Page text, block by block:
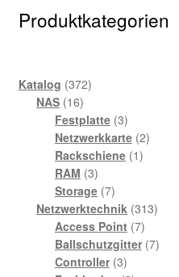
Produktkategorien
Katalog 372372
NAS 1616
Produkte
Festplatte 33
Produkte
Netzwerkkarte 22
Rackschiene 11
RAM 33
Produkte
Storage 77
Produkte
Netzwerktechnik 313313
Access Point 77
Produkte
Ballschutzgitter 77
Controller 33